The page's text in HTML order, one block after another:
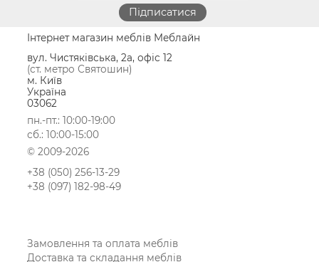
Інтернет магазин меблів Меблайн
вул. Чистяківська, 2а, офіс 12
(ст. метро Святошин)
м. Київ
Україна
03062
пн.-пт.: 10:00-19:00
сб.: 10:00-15:00
© 2009-2026
+38 (050) 256-13-29
+38 (097) 182-98-49
Замовлення та оплата меблів
Доставка та складання меблів